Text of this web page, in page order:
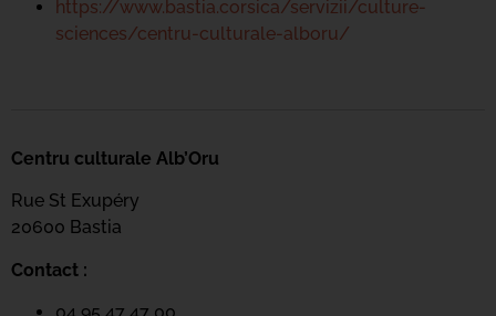
https://www.bastia.corsica/servizii/culture-
sciences/centru-culturale-alboru/
Centru culturale Alb’Oru
Rue St Exupéry
20600 Bastia
Contact :